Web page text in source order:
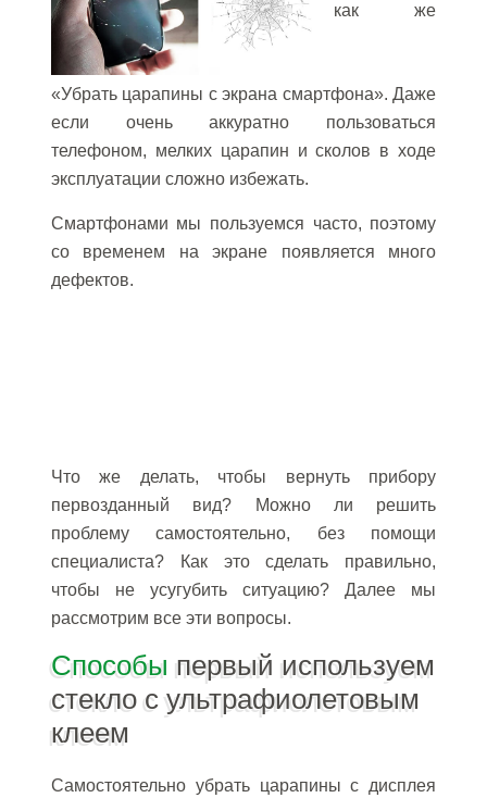
как же
«Убрать царапины с экрана смартфона». Даже
если очень аккуратно пользоваться
телефоном, мелких царапин и сколов в ходе
эксплуатации сложно избежать.
Смартфонами мы пользуемся часто, поэтому
со временем на экране появляется много
дефектов.
Что же делать, чтобы вернуть прибору
первозданный вид? Можно ли решить
проблему самостоятельно, без помощи
специалиста? Как это сделать правильно,
чтобы не усугубить ситуацию? Далее мы
рассмотрим все эти вопросы.
Способы первый используем
стекло с ультрафиолетовым
клеем
Самостоятельно убрать царапины с дисплея